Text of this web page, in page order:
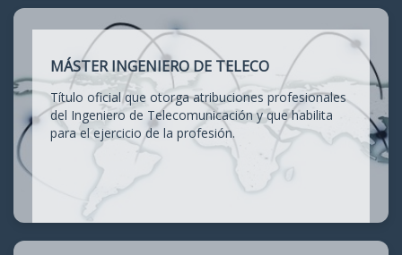
MÁSTER INGENIERO DE TELECO
Título oficial que otorga atribuciones profesionales
del Ingeniero de Telecomunicación y que habilita
para el ejercicio de la profesión.